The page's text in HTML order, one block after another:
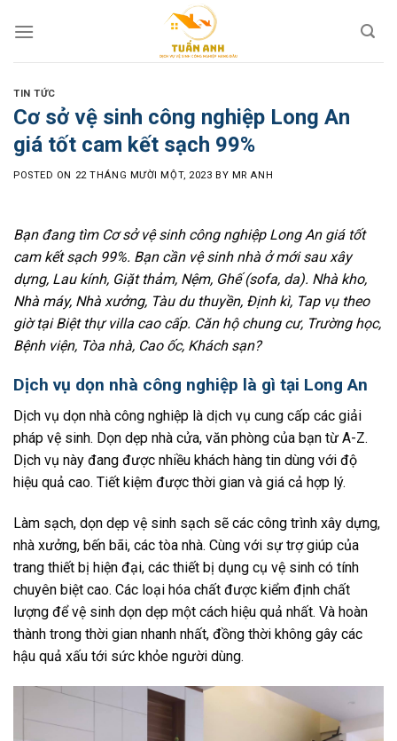
TIN TỨC
Cơ sở vệ sinh công nghiệp Long An
giá tốt cam kết sạch 99%
POSTED ON 22 THÁNG MƯỜI MỘT, 2023 BY MR ANH
Bạn đang tìm Cơ sở vệ sinh công nghiệp Long An giá tốt
cam kết sạch 99%. Bạn cần vệ sinh nhà ở mới sau xây
dựng, Lau kính, Giặt thảm, Nệm, Ghế (sofa, da). Nhà kho,
Nhà máy, Nhà xưởng, Tàu du thuyền, Định kì, Tap vụ theo
giờ tại Biệt thự villa cao cấp. Căn hộ chung cư, Trường học,
Bệnh viện, Tòa nhà, Cao ốc, Khách sạn?
Dịch vụ dọn nhà công nghiệp là gì tại Long An
Dịch vụ dọn nhà công nghiệp là dịch vụ cung cấp các giải
pháp vệ sinh. Dọn dẹp nhà cửa, văn phòng của bạn từ A-Z.
Dịch vụ này đang được nhiều khách hàng tin dùng với độ
hiệu quả cao. Tiết kiệm được thời gian và giá cả hợp lý.
Làm sạch, dọn dẹp vệ sinh sạch sẽ các công trình xây dựng,
nhà xưởng, bến bãi, các tòa nhà. Cùng với sự trợ giúp của
trang thiết bị hiện đại, các thiết bị dụng cụ vệ sinh có tính
chuyên biệt cao. Các loại hóa chất được kiểm định chất
lượng để vệ sinh dọn dẹp một cách hiệu quả nhất. Và hoàn
thành trong thời gian nhanh nhất, đồng thời không gây các
hậu quả xấu tới sức khỏe người dùng.